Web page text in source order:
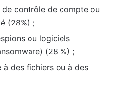
de contrôle de compte ou
(28%) ;
ou logiciels
(28 %) ;
à des fichiers ou à des